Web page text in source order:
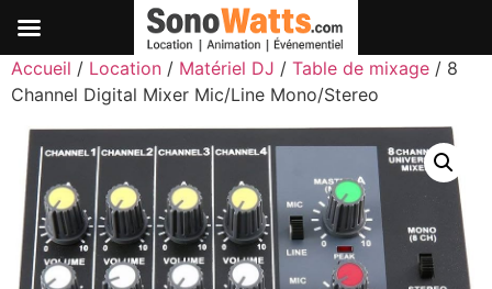
Passer
au
Accueil / Location / Matériel DJ / Table de mixage / 8
Channel Digital Mixer Mic/Line Mono/Stereo